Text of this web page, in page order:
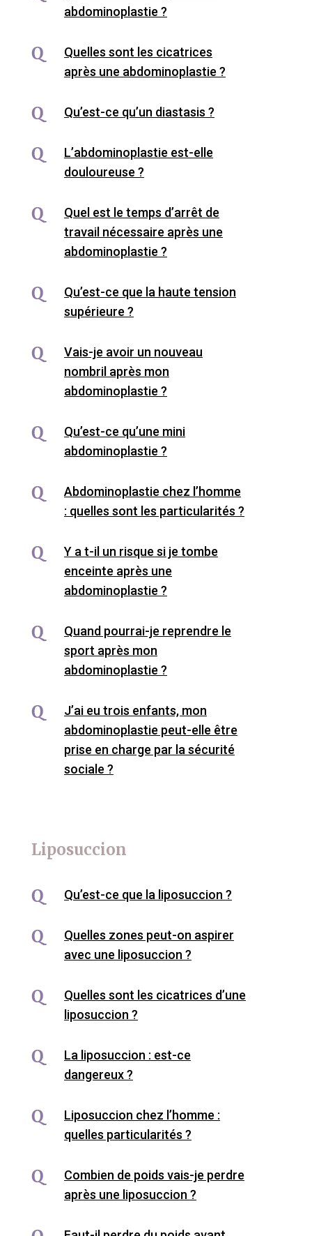
abdominoplastie ?
Quelles sont les cicatrices
après une abdominoplastie ?
Qu’est-ce qu’un diastasis ?
L’abdominoplastie est-elle
douloureuse ?
Quel est le temps d’arrêt de
travail nécessaire après une
abdominoplastie ?
Qu’est-ce que la haute tension
supérieure ?
Vais-je avoir un nouveau
nombril après mon
abdominoplastie ?
Qu’est-ce qu’une mini
abdominoplastie ?
Abdominoplastie chez l’homme
: quelles sont les particularités ?
Y a t-il un risque si je tombe
enceinte après une
abdominoplastie ?
Quand pourrai-je reprendre le
sport après mon
abdominoplastie ?
J’ai eu trois enfants, mon
abdominoplastie peut-elle être
prise en charge par la sécurité
sociale ?
Liposuccion
Qu’est-ce que la liposuccion ?
Quelles zones peut-on aspirer
avec une liposuccion ?
Quelles sont les cicatrices d’une
liposuccion ?
La liposuccion : est-ce
dangereux ?
Liposuccion chez l’homme :
quelles particularités ?
Combien de poids vais-je perdre
après une liposuccion ?